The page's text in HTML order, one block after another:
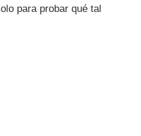
para probar qué tal